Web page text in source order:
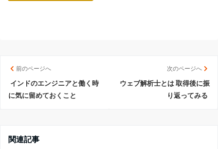
前のページへ
インドのエンジニアと働く時
に気に留めておくこと
次のページへ
ウェブ解析士とは 取得後に振
り返ってみる
関連記事